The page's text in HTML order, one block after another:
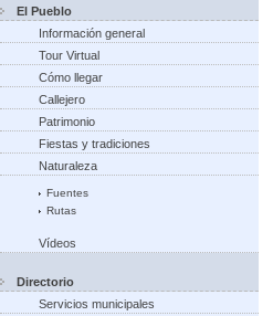
El Pueblo
Información general
Tour Virtual
Cómo llegar
Callejero
Patrimonio
Fiestas y tradiciones
Naturaleza
Fuentes
Rutas
Vídeos
Directorio
Servicios municipales